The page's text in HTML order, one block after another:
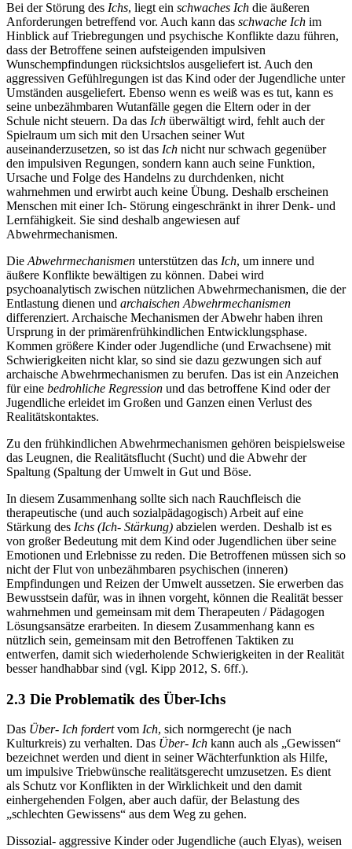
Bei der Störung des Ichs, liegt ein schwaches Ich die äußeren
Anforderungen betreffend vor. Auch kann das schwache Ich im
Hinblick auf Triebregungen und psychische Konflikte dazu führen,
dass der Betroffene seinen aufsteigenden impulsiven
Wunschempfindungen rücksichtslos ausgeliefert ist. Auch den
aggressiven Gefühlregungen ist das Kind oder der Jugendliche unter
Umständen ausgeliefert. Ebenso wenn es weiß was es tut, kann es
seine unbezähmbaren Wutanfälle gegen die Eltern oder in der
Schule nicht steuern. Da das Ich überwältigt wird, fehlt auch der
Spielraum um sich mit den Ursachen seiner Wut
auseinanderzusetzen, so ist das Ich nicht nur schwach gegenüber
den impulsiven Regungen, sondern kann auch seine Funktion,
Ursache und Folge des Handelns zu durchdenken, nicht
wahrnehmen und erwirbt auch keine Übung. Deshalb erscheinen
Menschen mit einer Ich- Störung eingeschränkt in ihrer Denk- und
Lernfähigkeit. Sie sind deshalb angewiesen auf
Abwehrmechanismen.
Die Abwehrmechanismen unterstützen das Ich, um innere und
äußere Konflikte bewältigen zu können. Dabei wird
psychoanalytisch zwischen nützlichen Abwehrmechanismen, die der
Entlastung dienen und archaischen Abwehrmechanismen
differenziert. Archaische Mechanismen der Abwehr haben ihren
Ursprung in der primärenfrühkindlichen Entwicklungsphase.
Kommen größere Kinder oder Jugendliche (und Erwachsene) mit
Schwierigkeiten nicht klar, so sind sie dazu gezwungen sich auf
archaische Abwehrmechanismen zu berufen. Das ist ein Anzeichen
für eine bedrohliche Regression und das betroffene Kind oder der
Jugendliche erleidet im Großen und Ganzen einen Verlust des
Realitätskontaktes.
Zu den frühkindlichen Abwehrmechanismen gehören beispielsweise
das Leugnen, die Realitätsflucht (Sucht) und die Abwehr der
Spaltung (Spaltung der Umwelt in Gut und Böse.
In diesem Zusammenhang sollte sich nach Rauchfleisch die
therapeutische (und auch sozialpädagogisch) Arbeit auf eine
Stärkung des Ichs (Ich- Stärkung) abzielen werden. Deshalb ist es
von großer Bedeutung mit dem Kind oder Jugendlichen über seine
Emotionen und Erlebnisse zu reden. Die Betroffenen müssen sich so
nicht der Flut von unbezähmbaren psychischen (inneren)
Empfindungen und Reizen der Umwelt aussetzen. Sie erwerben das
Bewusstsein dafür, was in ihnen vorgeht, können die Realität besser
wahrnehmen und gemeinsam mit dem Therapeuten / Pädagogen
Lösungsansätze erarbeiten. In diesem Zusammenhang kann es
nützlich sein, gemeinsam mit den Betroffenen Taktiken zu
entwerfen, damit sich wiederholende Schwierigkeiten in der Realität
besser handhabbar sind (vgl. Kipp 2012, S. 6ff.).
2.3 Die Problematik des Über-Ichs
Das Über- Ich fordertvom Ich, sich normgerecht (je nach
Kulturkreis) zu verhalten. Das Über- Ich kann auch als „Gewissen“
bezeichnet werden und dient in seiner Wächterfunktion als Hilfe,
um impulsive Triebwünsche realitätsgerecht umzusetzen. Es dient
als Schutz vor Konflikten in der Wirklichkeit und den damit
einhergehenden Folgen, aber auch dafür, der Belastung des
„schlechten Gewissens“ aus dem Weg zu gehen.
Dissozial- aggressive Kinder oder Jugendliche (auch Elyas), weisen